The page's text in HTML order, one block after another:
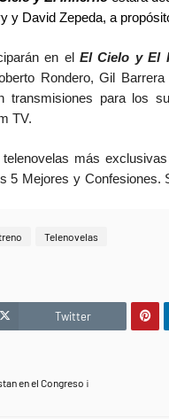
y David Zepeda, a
en elEl Cielo y El
Rondero, Gil
transmisiones para los
TV.
telenovelas más
5 Mejores y
Telenovelas
Twitter
en el Congreso ¡